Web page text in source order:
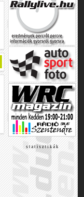
s t a t i s z t i k á k